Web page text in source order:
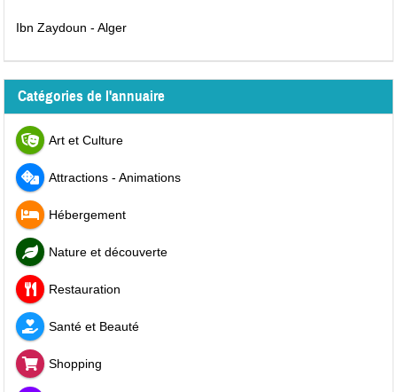
Ibn Zaydoun - Alger
Catégories de l'annuaire
Art et Culture
Attractions - Animations
Hébergement
Nature et découverte
Restauration
Santé et Beauté
Shopping